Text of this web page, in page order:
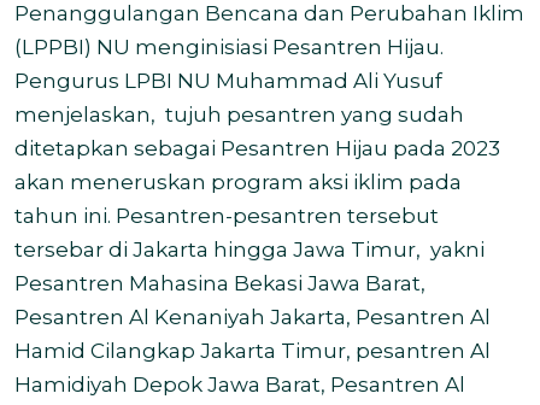
Penanggulangan Bencana dan Perubahan Iklim
(LPPBI) NU menginisiasi Pesantren Hijau.
Pengurus LPBI NU Muhammad Ali Yusuf
menjelaskan, tujuh pesantren yang sudah
ditetapkan sebagai Pesantren Hijau pada 2023
akan meneruskan program aksi iklim pada
tahun ini. Pesantren-pesantren tersebut
tersebar di Jakarta hingga Jawa Timur, yakni
Pesantren Mahasina Bekasi Jawa Barat,
Pesantren Al Kenaniyah Jakarta, Pesantren Al
Hamid Cilangkap Jakarta Timur, pesantren Al
Hamidiyah Depok Jawa Barat, Pesantren Al